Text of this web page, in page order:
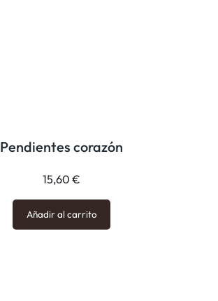
Pendientes corazón
15,60 €
Añadir al carrito